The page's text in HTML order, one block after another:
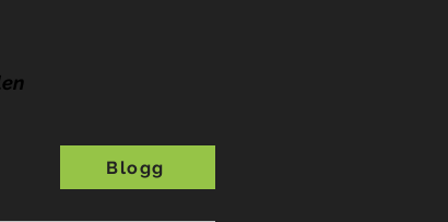
Blogg